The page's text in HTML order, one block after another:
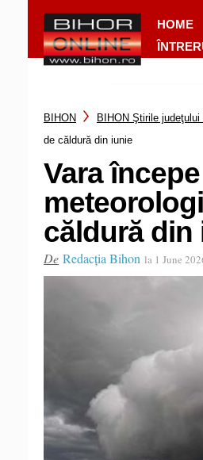
HOME
BIHON BIHON Ştirile judeţului
de căldură din iunie
Vara
căldură din
De Redacția Bihon la 1 June